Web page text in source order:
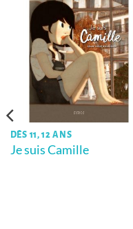
DÈS 11, 12 ANS
Je suis Camille